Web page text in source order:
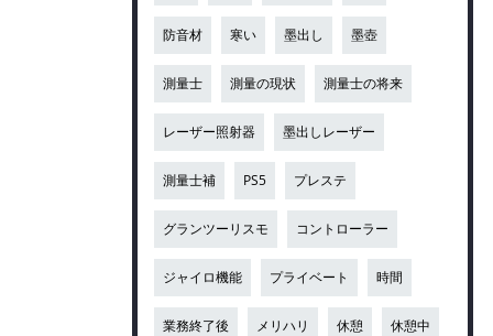
防音材 寒い 墨出し 墨壺
測量士 測量の現状 測量士の将来
レーザー照射器 墨出しレーザー
測量士補 PS5 プレステ
グランツーリスモ コントローラー
ジャイロ機能 プライベート 時間
業務終了後 メリハリ 休憩 休憩中